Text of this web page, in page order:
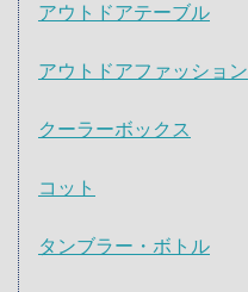
アウトドアテーブル
アウトドアファッション
クーラーボックス
コット
タンブラー・ボトル